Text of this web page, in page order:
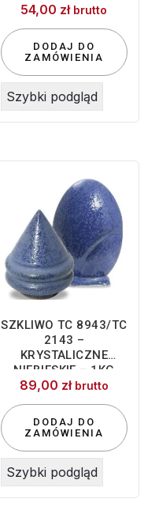
54,00 zł brutto
DODAJ DO
ZAMÓWIENIA
Szybki podgląd
SZKLIWO TC 8943/TC
2143 –
KRYSTALICZNE
NIEBIESKIE – 1KG
89,00 zł brutto
DODAJ DO
ZAMÓWIENIA
Szybki podgląd